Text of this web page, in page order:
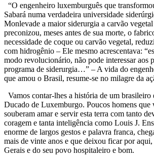
“O engenheiro luxemburguês que
Sabará numa verdadeira universidade
Monlevade a maior siderurgia a carvão
preconizou, meses antes de sua morte, o
necessidade de coque ou carvão vegetal,
com hidrogênio – Ele mesmo acrescentava:
modo revolucionário, não pode interessar aos
programa de siderurgia…” – A vida do
que amou o Brasil, resume-se no milagre da
Vamos contar-lhes a história de um brasileiro
Ducado de Luxemburgo. Poucos homens que
souberam amar e servir esta terra com tanto
coragem e tanta inteligência como Louis J.
enorme de largos gestos e palavra franca,
mais de vinte anos e que deixou ficar por
Gerais e do seu povo hospitaleiro e bom.